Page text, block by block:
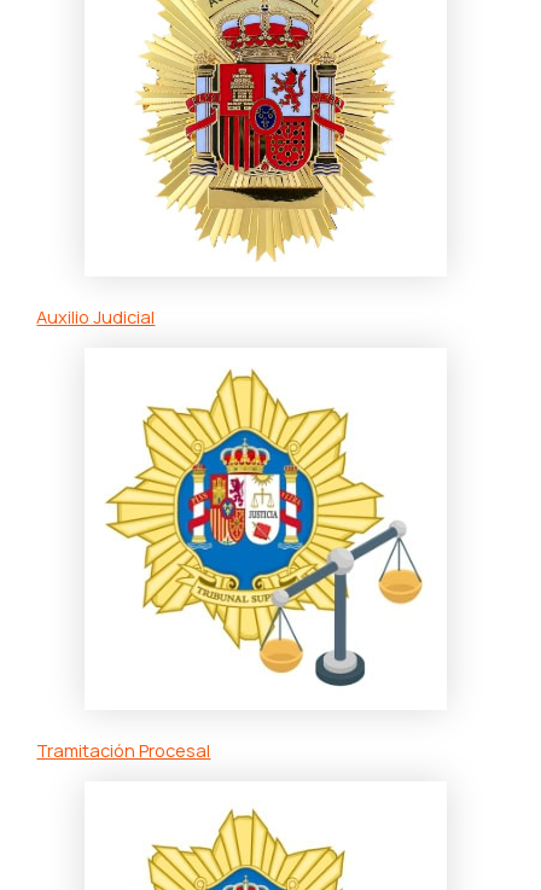
Auxilio Judicial
Tramitación Procesal